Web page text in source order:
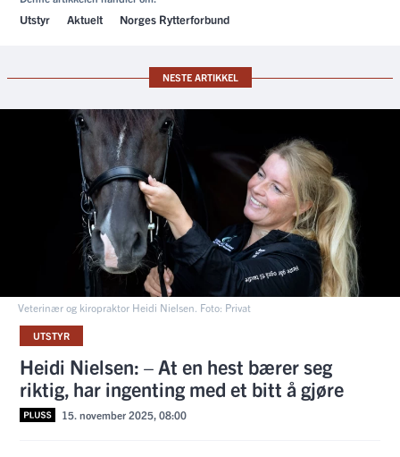
Utstyr Aktuelt Norges Rytterforbund
NESTE ARTIKKEL
Veterinær og kiropraktor Heidi Nielsen. Foto: Privat
UTSTYR
Heidi Nielsen: – At en hest bærer seg
riktig, har ingenting med et bitt å gjøre
15. november 2025, 08:00